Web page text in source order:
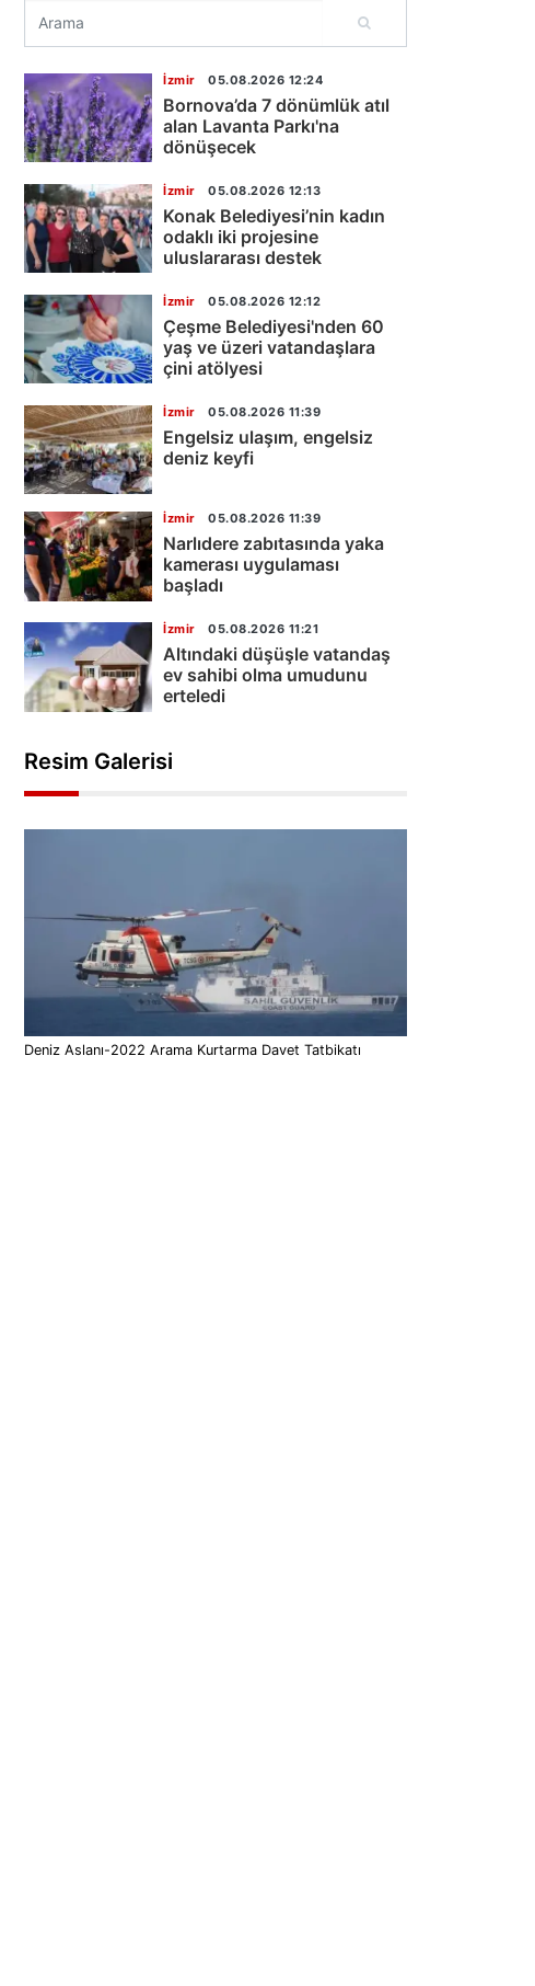
İzmir 05.08.2026 12:24
Bornova’da 7 dönümlük atıl
alan Lavanta Parkı'na
dönüşecek
İzmir 05.08.2026 12:13
Konak Belediyesi’nin kadın
odaklı iki projesine
uluslararası destek
İzmir 05.08.2026 12:12
Çeşme Belediyesi'nden 60
yaş ve üzeri vatandaşlara
çini atölyesi
İzmir 05.08.2026 11:39
Engelsiz ulaşım, engelsiz
deniz keyfi
İzmir 05.08.2026 11:39
Narlıdere zabıtasında yaka
kamerası uygulaması
başladı
İzmir 05.08.2026 11:21
Altındaki düşüşle vatandaş
ev sahibi olma umudunu
erteledi
Resim Galerisi
Deniz Aslanı-2022 Arama Kurtarma Davet Tatbikatı